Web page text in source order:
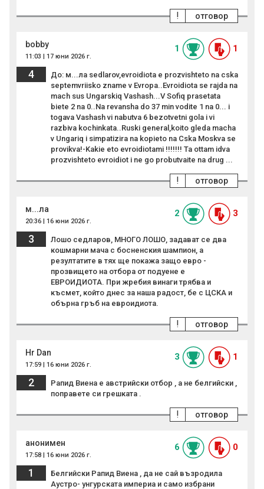
отговор
!
bobby
11:03 | 17 юни 2026 г.
1 1
4
До: м...ла sedlarov,evroidiota e prozvishteto na cska
septemvriisko zname v Evropa..Evroidiota se rajda na
mach sus Ungarskiq Vashash...V Sofiq prasetata
biete 2 na 0..Na revansha do 37 min vodite 1 na 0... i
togava Vashash vi nabutva 6 bezotvetni gola i vi
razbiva kochinkata..Ruski general,koito gleda macha
v Ungariq i simpatizira na kopieto na Cska Moskva se
provikva!-Kakie eto evroidiotami !!!!!!! Ta ottam idva
prozvishteto evroidiot i ne go probutvaite na drug ...
отговор
!
м...ла
20:36 | 16 юни 2026 г.
2 3
3
Лошо седларов, МНОГО ЛОШО, задават се два
кошмарни мача с босненския шампион, а
резултатите в тях ще покажа защо евро -
прозвището на отбора от подуене е
ЕВРОИДИОТА. При жребия винаги трябва и
късмет, който днес за наша радост, бе с ЦСКА и
обърна гръб на евроидиота.
отговор
!
Hr Dan
17:59 | 16 юни 2026 г.
3 1
2
Рапид Виена е австрийски отбор , а не белгийски ,
поправете си грешката .
отговор
!
анонимен
17:58 | 16 юни 2026 г.
6 0
1
Белгийски Рапид Виена , да не сай възродила
Аустро- унгурската империа и само избрани